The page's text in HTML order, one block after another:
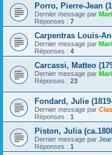
Porro, Pierre-Jean
Dernier message par
Réponses : 7
Carpentras Louis-
Dernier message par
Réponses : 4
Carcassi, Matteo
Dernier message par
Réponses : 23
Fondard, Julie
Dernier message par
Réponses : 1
Piston, Julia
Dernier message par
Réponses : 1